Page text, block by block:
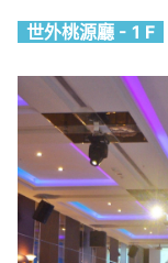
世外桃源廳 - 1 F